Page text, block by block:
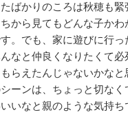
ばかりのころは秋穂も緊
から見てもどんな子か
。でも、家に遊びに行
なと仲良くなりたくて必
らえたんじゃないかな
ーンは、ちょっと切なく
いなと親のような気持ち